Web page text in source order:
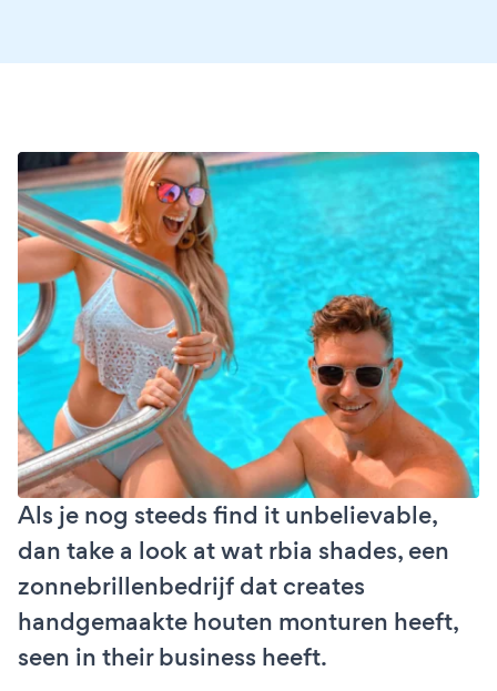
Als je nog steeds find it unbelievable,
dan take a look at wat rbia shades, een
zonnebrillenbedrijf dat creates
handgemaakte houten monturen heeft,
seen in their business heeft.